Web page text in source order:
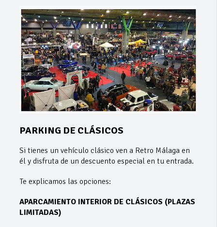
PARKING DE CLÁSICOS
Si tienes un vehículo clásico ven a Retro Málaga en
él y disfruta de un descuento especial en tu entrada.
Te explicamos las opciones:
APARCAMIENTO INTERIOR DE CLÁSICOS (PLAZAS
LIMITADAS)